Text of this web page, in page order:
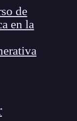
de
en la